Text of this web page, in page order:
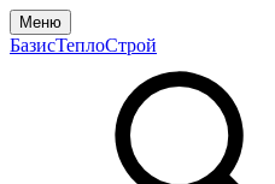
Меню
БазисТеплоСтрой